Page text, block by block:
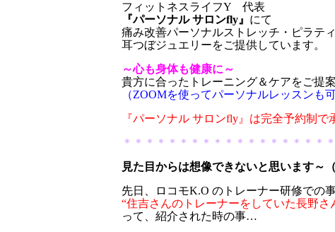
フィットネスライフY 代表
『パーソナル サロンfly』 にて
痛み改善パーソナルストレッチ・ピラテ
耳つぼジュエリーをご提供しています。
～心も身体も健康に～
貴方に合ったトレーニング＆ケアをご提
（ZOOMを使ってパーソナルレッスンも
『パーソナル サロンfly』は完全予約制
＊＊＊＊＊＊＊＊＊＊＊＊＊＊＊＊＊＊
見た目からは想像できないと思います～（
先日、ロコモK.O のトレーナー研修での
“住吉さんのトレーナーをしていた長野
って、紹介された時の事…